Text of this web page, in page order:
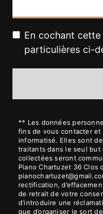
En cochant
particulières ci-
** Les données
fins de vous contacter
informatisé. Elles sont
traitants dans le seul but
collectées seront
Piano Chartuzet 36 Clos
rectification,
de retrait de votre
d’introduire une
que d’organiser le sort